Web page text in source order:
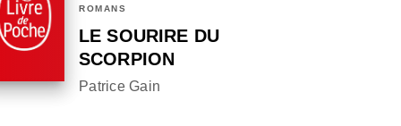
ROMANS
LE SOURIRE DU
SCORPION
Patrice Gain